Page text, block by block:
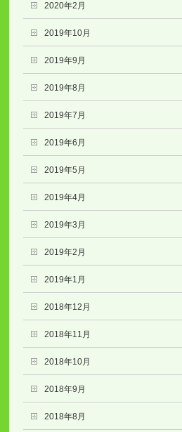
2020年2月
2019年10月
2019年9月
2019年8月
2019年7月
2019年6月
2019年5月
2019年4月
2019年3月
2019年2月
2019年1月
2018年12月
2018年11月
2018年10月
2018年9月
2018年8月